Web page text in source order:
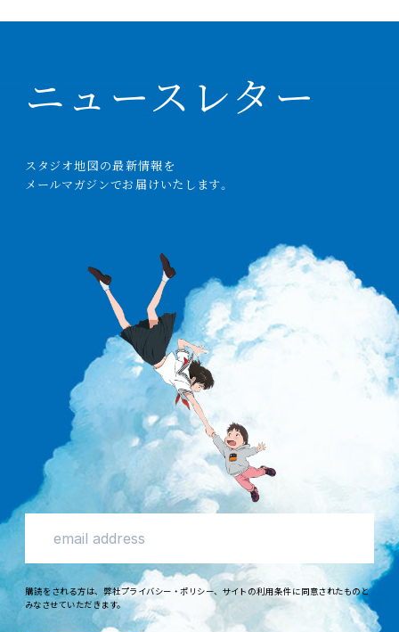
ニュースレター
スタジオ地図の最新情報を
メールマガジンでお 届 けいたします。
購読をされる方は、 弊社プライバシー・ポリシー、 サイトの利用条件に同意されたものと
みなさせていただきます。